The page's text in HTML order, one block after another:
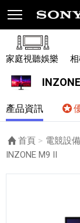
家庭視聽娛樂
產品資訊
首頁 電競設備
目前頁面：
INZONE M9 II